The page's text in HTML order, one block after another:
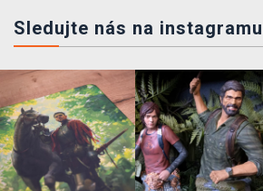
Sledujte nás na instagramu